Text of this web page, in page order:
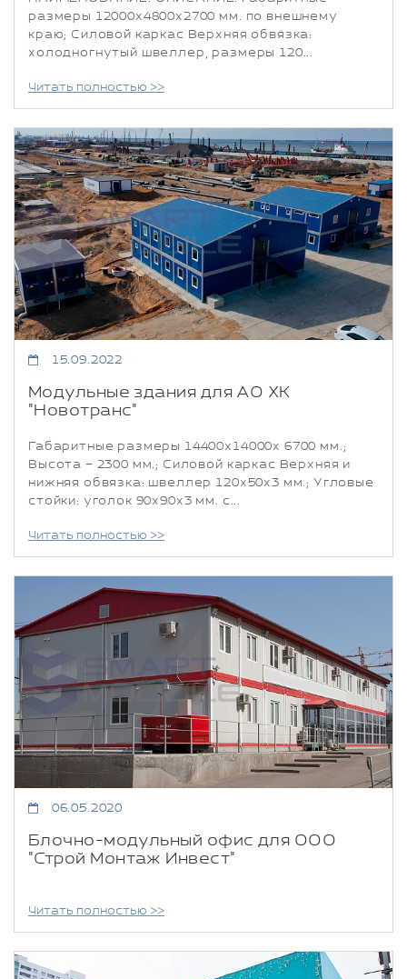
размеры 12000x4800x2700 мм. по внешнему
краю; Силовой каркас Верхняя обвязка:
холодногнутый швеллер, размеры 120...
Читать полностью >>
15.09.2022
Модульные здания для АО ХК
"Новотранс"
Габаритные размеры 14400х14000х 6700 мм.;
Высота – 2300 мм.; Силовой каркас Верхняя и
нижняя обвязка: швеллер 120х50х3 мм.; Угловые
стойки: уголок 90х90х3 мм. с...
Читать полностью >>
06.05.2020
Блочно-модульный офис для ООО
"Строй Монтаж Инвест"
Читать полностью >>